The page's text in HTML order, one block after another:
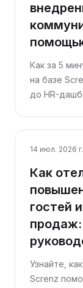
Как за 5
на базе
до HR-
14 июл. 2026 г.
Как
гостей
продаж:
Узнайте,
Screnz